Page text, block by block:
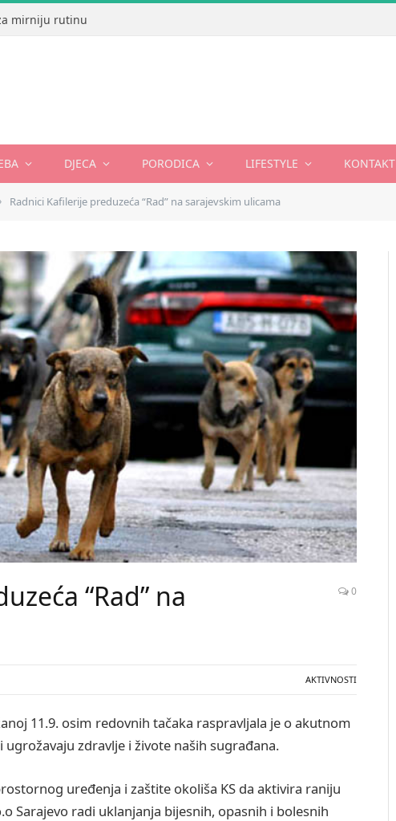
mirniju rutinu
DJECA PORODICA LIFESTYLE KONTAKT
Radnici Kafilerije preduzeća “Rad” na sarajevskim ulicama
“Rad” na
0
AKTIVNOSTI
11.9. osim redovnih tačaka raspravljala je o akutnom
zdravlje i živote naših sugrađana.
uređenja i zaštite okoliša KS da aktivira raniju
Sarajevo radi uklanjanja bijesnih, opasnih i bolesnih